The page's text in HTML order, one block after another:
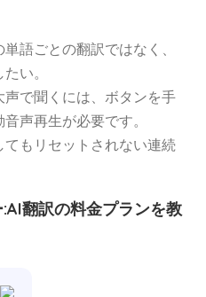
語ごとの翻訳ではなく、
い。
で聞くには、ボタンを手
声再生が必要です。
もリセットされない連続
翻訳の料金プランを教